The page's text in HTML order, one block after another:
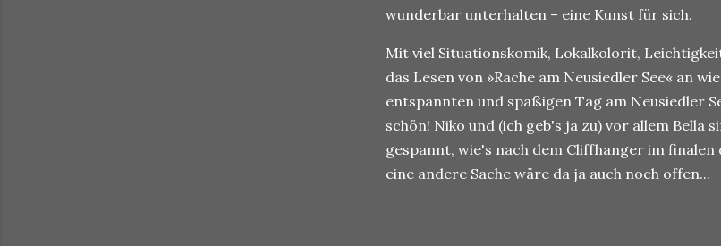
wunderbar unterhalten – eine Kunst für sich.
Mit viel Situationskomik, Lokalkolorit,
das Lesen von »Rache am Neusiedler See« an
entspannten und spaßigen Tag am Neusiedler
schön! Niko und (ich geb's ja zu) vor allem Bella
gespannt, wie's nach dem Cliffhanger im
eine andere Sache wäre da ja auch noch offen...